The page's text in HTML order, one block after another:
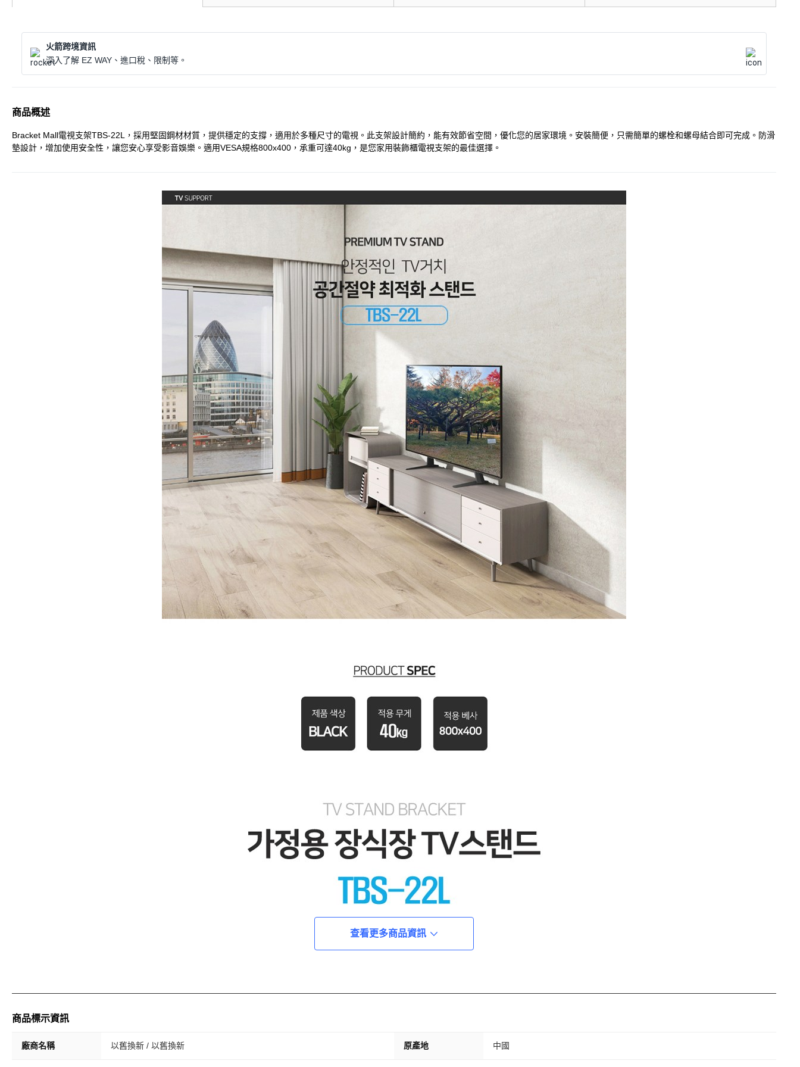
火箭跨境資訊
深入了解 EZ WAY、進口稅、限制等。
商品概述
Bracket Mall電視支架TBS-22L，採用堅固鋼材材質，提供穩定的支撐，適用於多種尺寸的電視。此支架設計簡約，能有效節省空間，優化您的居家環境。安裝簡便，只需簡單的螺栓和螺母結合即可完成。防滑
墊設計，增加使用安全性，讓您安心享受影音娛樂。適用VESA規格800x400，承重可達40kg，是您家用裝飾櫃電視支架的最佳選擇。
查看更多商品資訊
商品標示資訊
廠商名稱 以舊換新 / 以舊換新 原產地 中國